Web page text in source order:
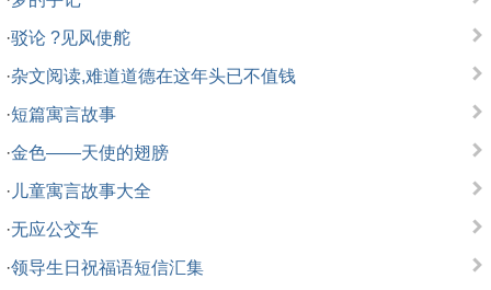
·驳论 ?见风使舵
·杂文阅读,难道道德在这年头已不值钱
·短篇寓言故事
·金色——天使的翅膀
· 儿童寓言故事大全
·无应公交车
·领导生日祝福语短信汇集